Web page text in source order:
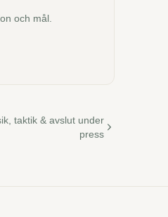
och mål.
taktik & avslut under
press